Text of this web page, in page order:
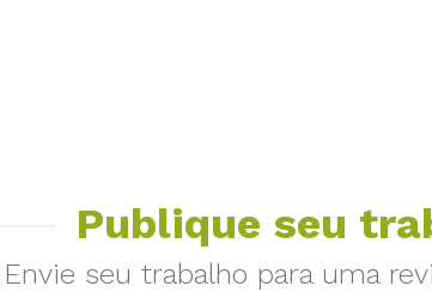
Publique seu
Envie seu trabalho para uma